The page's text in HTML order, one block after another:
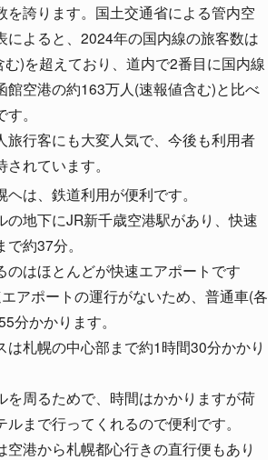
を誇ります。国土交通省による管内空
によると、2024年の国内線の旅客数は
)を超えており、道内で2番目に国内線
館空港の約163万人(速報値含む)と比べ
。
旅行客にも大変人気で、今後も利用者
れています。
は、鉄道利用が便利です。
の地下にJR新千歳空港駅があり、快速
約37分。
のはほとんどが快速エアポートです
アポートの運行がないため、普通車(各
分かかります。
は札幌の中心部まで約1時間30分かかり
を周るためで、時間はかかりますが荷
まで行ってくれるので便利です。
空港から札幌都心行きの直行便もあり